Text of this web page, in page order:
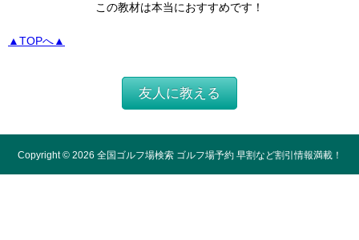
この教材は本当におすすめです！
▲TOPへ▲
友人に教える
Copyright © 2026 全国ゴルフ場検索 ゴルフ場予約 早割など割引情報満載！